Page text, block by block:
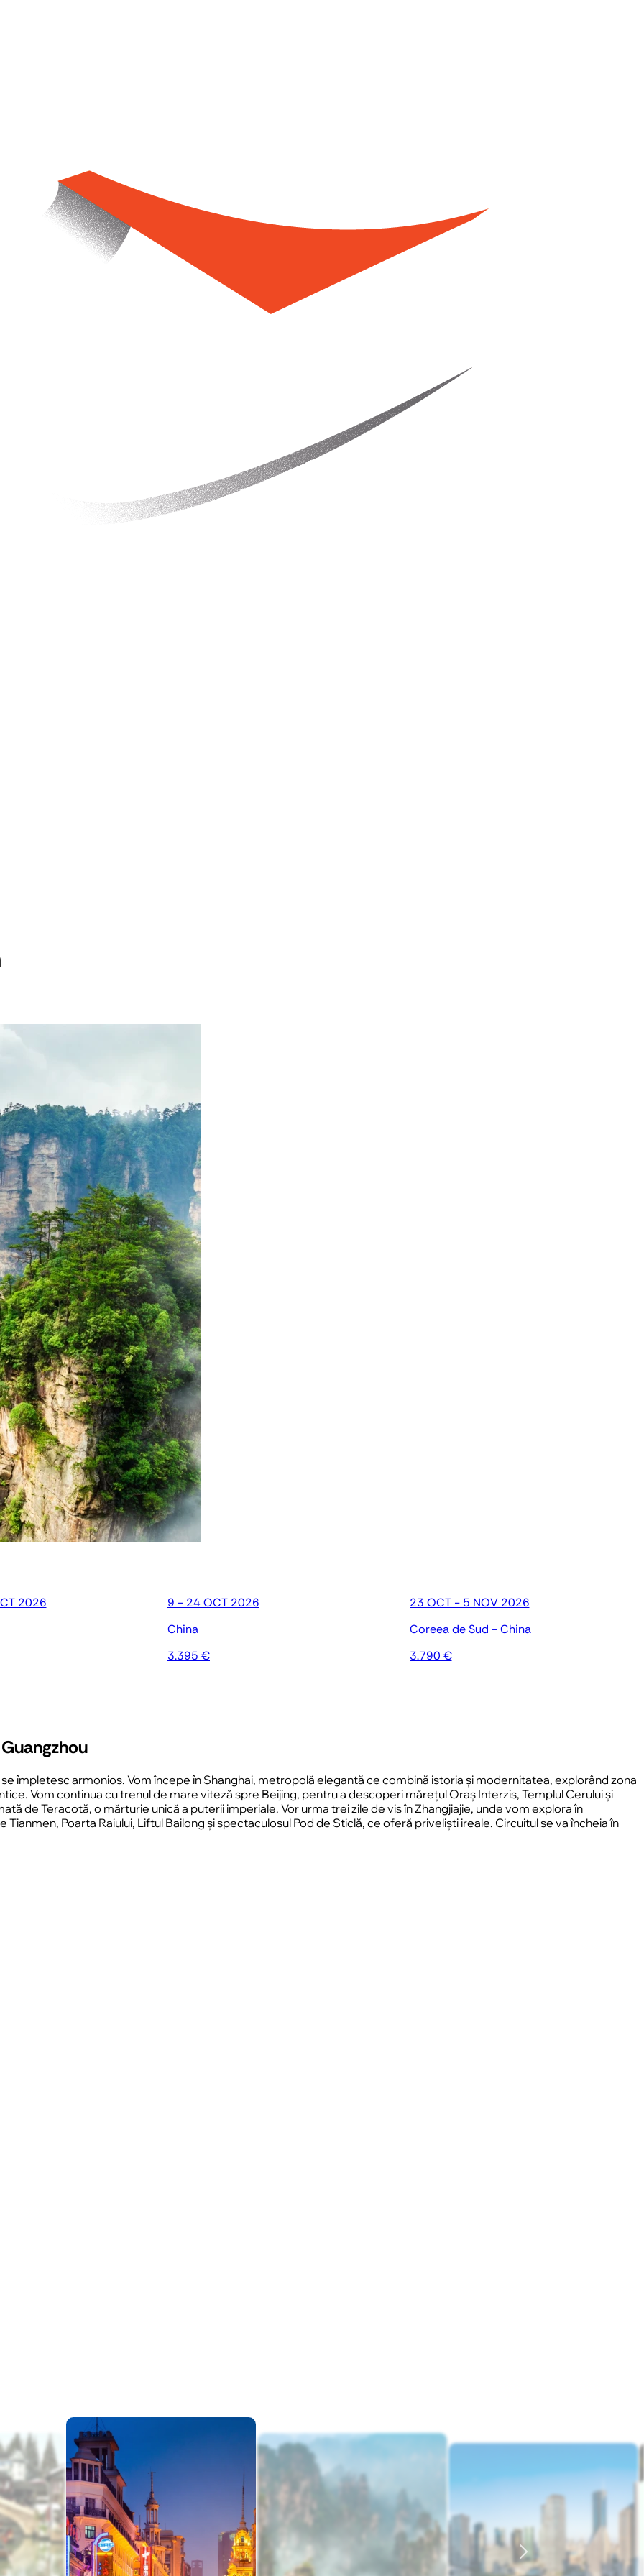
2026
9 - 24 OCT 2026
China
3.395 €
23 OCT - 5 NOV 2026
Coreea de Sud - China
3.790 €
împletesc armonios. Vom începe în Shanghai, metropolă elegantă ce combină istoria și modernitatea, explorând zona
Vom continua cu trenul de mare viteză spre Beijing, pentru a descoperi mărețul Oraș Interzis, Templul Cerului și
de Teracotă, o mărturie unică a puterii imperiale. Vor urma trei zile de vis în Zhangjiajie, unde vom explora în
Poarta Raiului, Liftul Bailong și spectaculosul Pod de Sticlă, ce oferă priveliști ireale. Circuitul se va încheia în